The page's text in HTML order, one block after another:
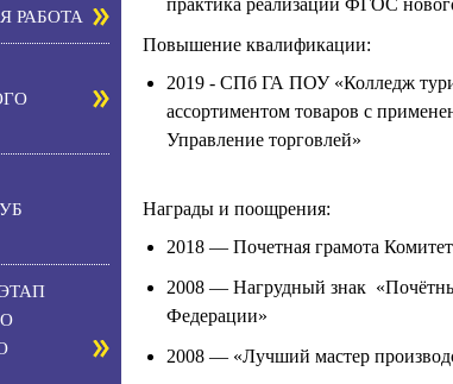
РАБОТА
Повышение квалификации:
2019 - СПб ГА ПОУ «Колледж
ассортиментом товаров с
Управление торговлей»
Награды и поощрения:
2018 — Почетная грамота
2008 — Нагрудный знак
Федерации»
2008 — «Лучший мастер